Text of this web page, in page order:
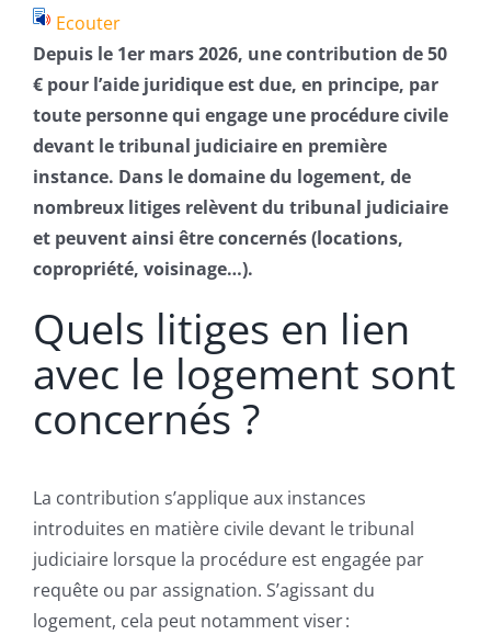
Ecouter
Depuis le 1er mars 2026, une contribution de 50
€ pour l’aide juridique est due, en principe, par
toute personne qui engage une procédure civile
devant le tribunal judiciaire en première
instance. Dans le domaine du logement, de
nombreux litiges relèvent du tribunal judiciaire
et peuvent ainsi être concernés (locations,
copropriété, voisinage…).
Quels litiges en lien
avec le logement sont
concernés ?
La contribution s’applique aux instances
introduites en matière civile devant le tribunal
judiciaire lorsque la procédure est engagée par
requête ou par assignation. S’agissant du
logement, cela peut notamment viser :